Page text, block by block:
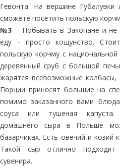
Гевонта. На вершине
сможете посетить польскую
№3 – Побывать в Закопане и не
еду – просто кощунство.
польскую корчму с
деревянный сруб с большой
жарятся всевозможные колбасы,
Порции приносят большие на
помимо заказанного вами
соуса или тушеная капуста.
домашнего сыра в Польше
базарчиках. Есть овечий и козий
Такой сыр отлично подходит
сувенира.